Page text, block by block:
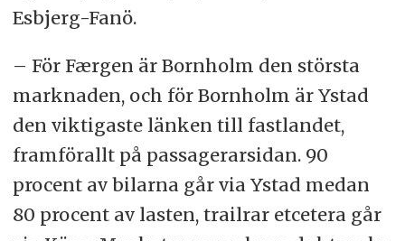
Esbjerg-Fanö.
– För Færgen är Bornholm den största
marknaden, och för Bornholm är Ystad
den viktigaste länken till fastlandet,
framförallt på passagerarsidan. 90
procent av bilarna går via Ystad medan
80 procent av lasten, trailrar etcetera går